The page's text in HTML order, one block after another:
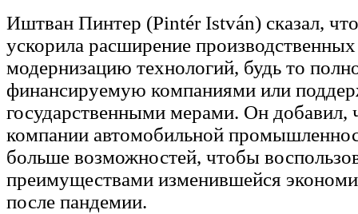
Иштван Пинтер (Pintér István) сказал,
ускорила расширение
модернизацию технологий, будь то
финансируемую компаниями или
государственными мерами. Он добавил,
компании автомобильной
больше возможностей, чтобы
преимуществами изменившейся
после пандемии.